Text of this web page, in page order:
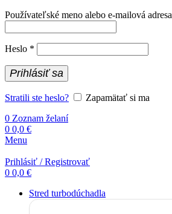
Používateľské meno alebo e-mailová adresa
Heslo *
Prihlásiť sa
Stratili ste heslo?
Zapamätať si ma
0 Zoznam želaní
0 0,0 €
Menu
Prihlásiť / Registrovať
0 0,0 €
Stred turbodúchadla